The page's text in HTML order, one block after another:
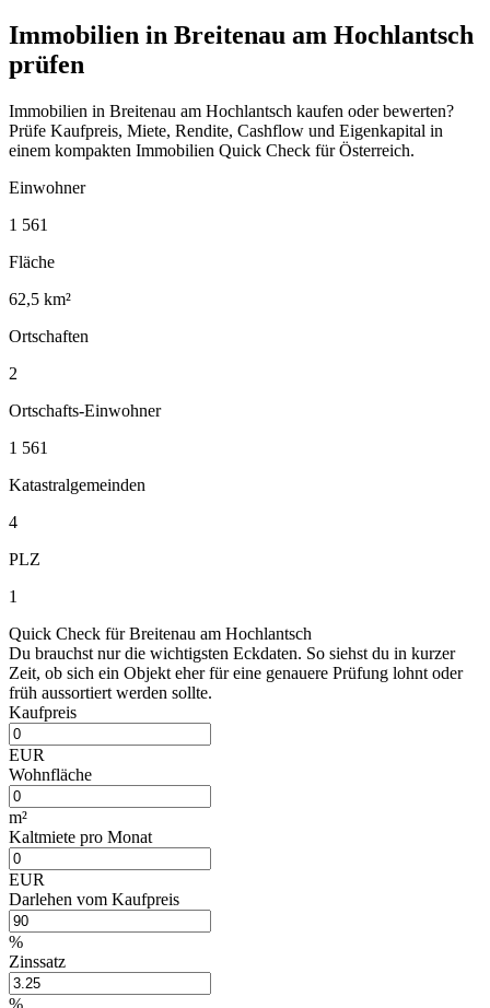
Immobilien in Breitenau am Hochlantsch
prüfen
Immobilien in Breitenau am Hochlantsch kaufen oder bewerten?
Prüfe Kaufpreis, Miete, Rendite, Cashflow und Eigenkapital in
einem kompakten Immobilien Quick Check für Österreich.
Einwohner
1 561
Fläche
62,5 km²
Ortschaften
2
Ortschafts-Einwohner
1 561
Katastralgemeinden
4
PLZ
1
Quick Check für Breitenau am Hochlantsch
Du brauchst nur die wichtigsten Eckdaten. So siehst du in kurzer
Zeit, ob sich ein Objekt eher für eine genauere Prüfung lohnt oder
früh aussortiert werden sollte.
Kaufpreis
EUR
Wohnfläche
m²
Kaltmiete pro Monat
EUR
Darlehen vom Kaufpreis
%
Zinssatz
%